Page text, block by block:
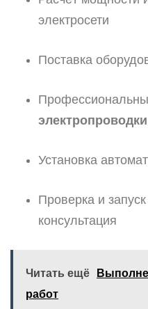
электросети
Поставка
электропроводки
Установка
Проверка и
консультация
Читать ещё
работ